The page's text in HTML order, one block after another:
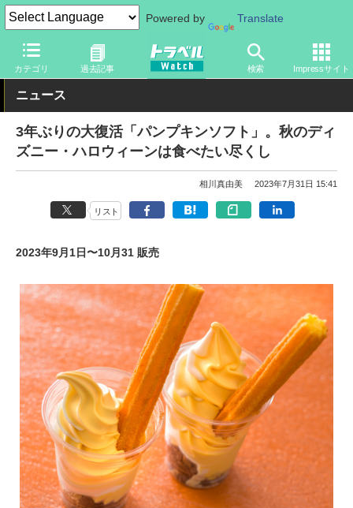
Powered by Translate
カテゴリ 過去記事 検索 Impressサイト
トラベル Watch 旅の情報 観光地 ディズニーリゾート
ニュース
3年ぶりの大復活「パンプキンソフト」。秋のディ
ズニー・ハロウィーンは食べたい尽くし
相川真由美 2023年7月31日 15:41
リスト
2023年9月1日〜10月31 販売